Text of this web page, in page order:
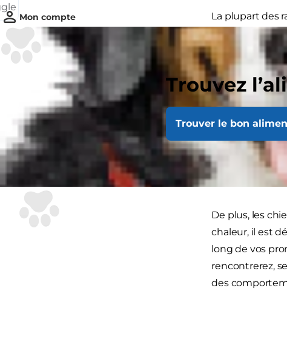
Mon compte
Trouvez
Trouver le bon
La plupart des
Les chaleurs
une
est fort
La première
les mâles non
normalement
De plus, les
chaleur, il est
long de vos
rencontrerez,
des